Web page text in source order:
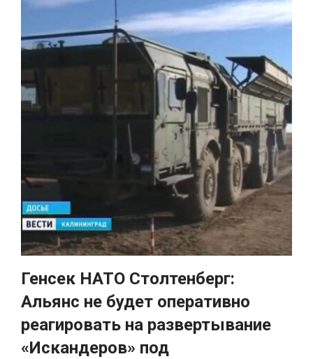
Генсек НАТО Столтенберг:
Альянс не будет оперативно
реагировать на развертывание
«Искандеров» под